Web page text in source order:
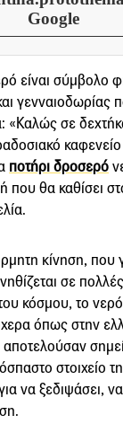
Google
είναι σύμβολο
γενναιοδωρίας
«Καλώς σε
ποτήρι δροσερό
που θα καθίσει
κίνηση, που
σε
κόσμου, το
όπως στην
στοιχείο
να ξεδιψάσει,